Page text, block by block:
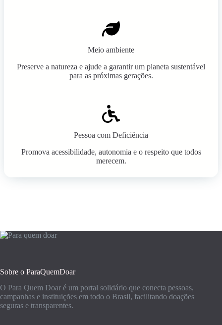
Meio ambiente
Preserve a natureza e ajude a garantir um planeta sustentável
para as próximas gerações.
Pessoa com Deficiência
Promova acessibilidade, autonomia e o respeito que todos
merecem.
Sobre o ParaQuemDoar
O Para Quem Doar é um portal solidário que conecta pessoas,
campanhas e instituições em todo o Brasil, facilitando doações
seguras e transparentes.